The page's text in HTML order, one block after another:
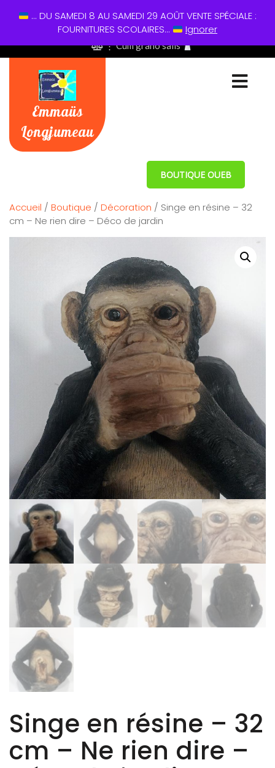
01 60 49 13 60
⋮ Cum grano salis
Emmaüs
Longjumeau
BOUTIQUE OUEB
Accueil / Boutique / Décoration / Singe en résine – 32
cm – Ne rien dire – Déco de jardin
Singe en résine – 32
cm – Ne rien dire –
... DU SAMEDI 8 AU SAMEDI 29 AOÛT VENTE SPÉCIALE :
FOURNITURES SCOLAIRES...
Ignorer